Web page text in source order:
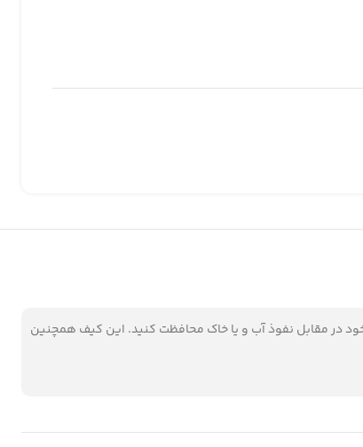
می‌دهد از گوشی خود در مقابل نفوذ آب و یا خاک محافظت کنید. این کیف همچنین